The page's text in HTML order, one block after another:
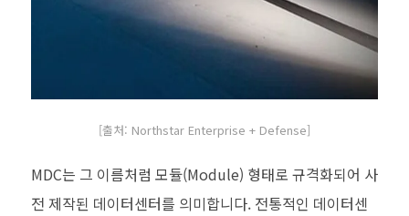
[출처: Northstar Enterprise + Defense]
MDC는 그 이름처럼 모듈(Module) 형태로 규격화되어 사
전 제작된 데이터센터를 의미합니다. 전통적인 데이터센